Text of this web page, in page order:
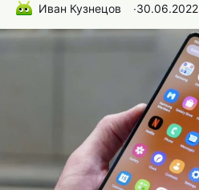
Иван Кузнецов ∙30.06.2022